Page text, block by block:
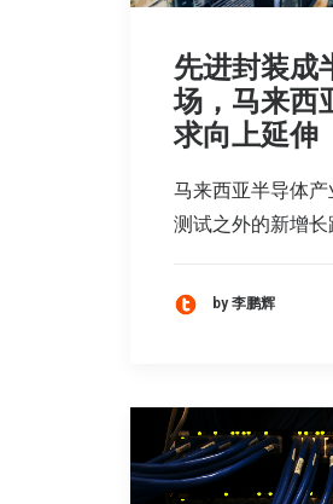
先进封装成
场，马来西
求向上延伸
马来西亚半导体
测试之外的新增长
by 李鹏辉